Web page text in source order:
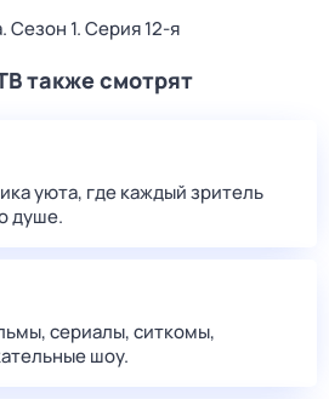
. Сезон 1. Серия 12-я
также смотрят
уюта, где каждый зритель
душе.
сериалы, ситкомы,
шоу.